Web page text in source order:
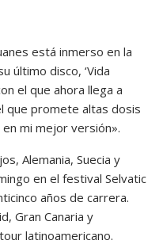
está inmerso en la
último disco, ‘Vida
el que ahora llega a
que promete altas dosis
mi mejor versión».
Alemania, Suecia y
en el festival Selvatic
años de carrera.
Gran Canaria y
latinoamericano.